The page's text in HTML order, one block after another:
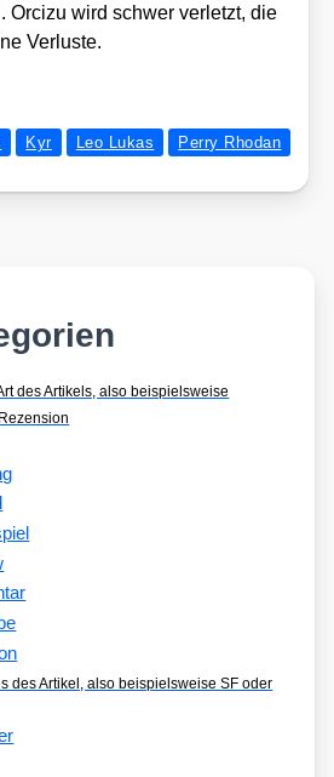
Orci­zu wird schwer ver­letzt, die
Ver­lus­te.
Kyr Leo Lukas
Perry Rhodan
des Artikels, also beispielsweise
des Artikel, also beispielsweise SF oder